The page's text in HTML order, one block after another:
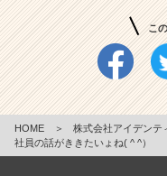
こ
HOME ＞ 株式会社アイデンテ
社員の話がききたいょね( ^ ^）